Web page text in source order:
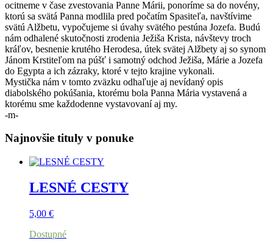
ocitneme v čase zvestovania Panne Márii, ponoríme sa do novény,
ktorú sa svätá Panna modlila pred počatím Spasiteľa, navštívime
svätú Alžbetu, vypočujeme si úvahy svätého pestúna Jozefa. Budú
nám odhalené skutočnosti zrodenia Ježiša Krista, návštevy troch
kráľov, besnenie krutého Herodesa, útek svätej Alžbety aj so synom
Jánom Krstiteľom na púšť i samotný odchod Ježiša, Márie a Jozefa
do Egypta a ich zázraky, ktoré v tejto krajine vykonali.
Mystička nám v tomto zväzku odhaľuje aj nevídaný opis
diabolského pokúšania, ktorému bola Panna Mária vystavená a
ktorému sme každodenne vystavovaní aj my.
-m-
Najnovšie tituly v ponuke
LESNÉ CESTY
5,00 €
Dostupné